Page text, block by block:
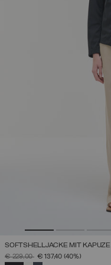
SOFTSHELLJACKE MIT KAPUZE
PREIS REDUZIERT VON
€ 229,00AUF
€ 137,40 (40%)